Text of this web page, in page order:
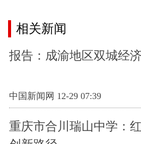
相关新闻
报告：成渝地区双城经
中国新闻网 12-29 07:39
重庆市合川瑞山中学：